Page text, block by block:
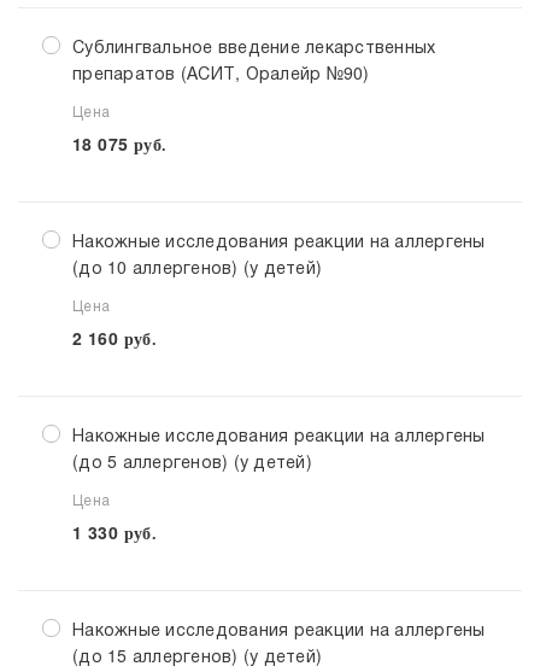
Сублингвальное введение лекарственных
препаратов (АСИТ, Оралейр №90)
Цена
18 075 руб.
Накожные исследования реакции на аллергены
(до 10 аллергенов) (у детей)
Цена
2 160 руб.
Накожные исследования реакции на аллергены
(до 5 аллергенов) (у детей)
Цена
1 330 руб.
Накожные исследования реакции на аллергены
(до 15 аллергенов) (у детей)